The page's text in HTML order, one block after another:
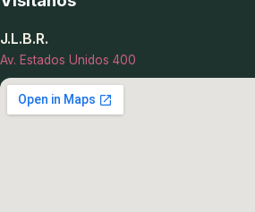
J.L.B.R.
Av. Estados Unidos 400